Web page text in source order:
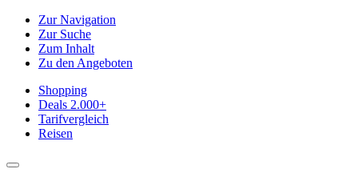
Zur Navigation
Zur Suche
Zum Inhalt
Zu den Angeboten
Shopping
Deals 2.000+
Tarifvergleich
Reisen